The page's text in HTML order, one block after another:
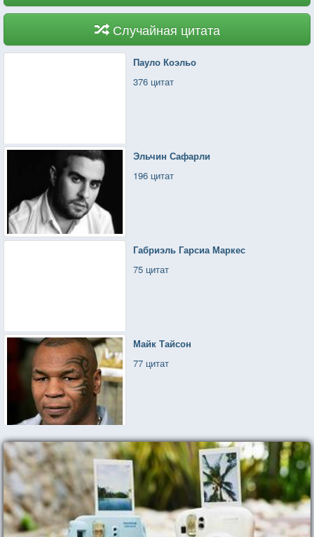
Случайная цитата
Пауло Коэльо
376 цитат
Эльчин Сафарли
196 цитат
Габриэль Гарсиа Маркес
75 цитат
Майк Тайсон
77 цитат